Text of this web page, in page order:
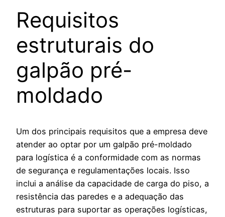
Requisitos
estruturais do
galpão pré-
moldado
Um dos principais requisitos que a empresa deve
atender ao optar por um galpão pré-moldado
para logística é a conformidade com as normas
de segurança e regulamentações locais. Isso
inclui a análise da capacidade de carga do piso, a
resistência das paredes e a adequação das
estruturas para suportar as operações logísticas,